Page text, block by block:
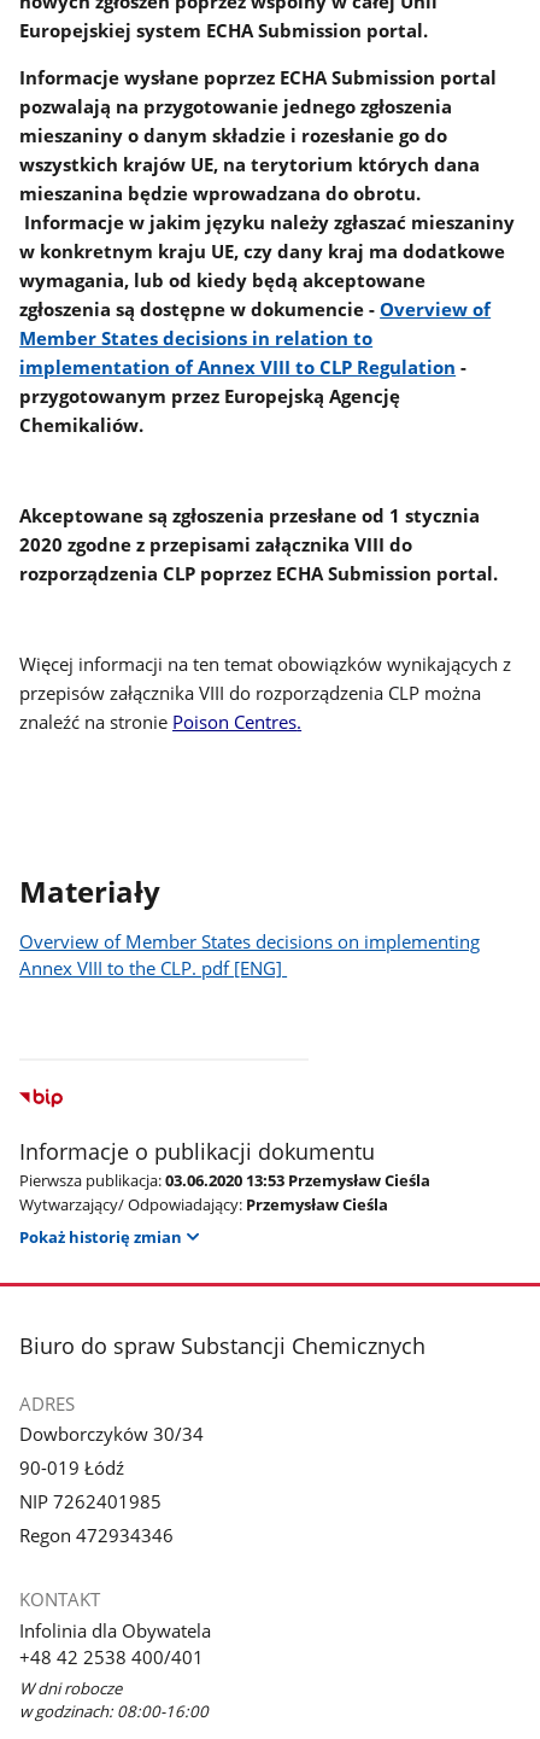
Europejskiej system ECHA Submission portal.
Informacje wysłane poprzez ECHA Submission portal
pozwalają na przygotowanie jednego zgłoszenia
mieszaniny o danym składzie i rozesłanie go do
wszystkich krajów UE, na terytorium których dana
mieszanina będzie wprowadzana do obrotu.
Informacje w jakim języku należy zgłaszać mieszaniny
w konkretnym kraju UE, czy dany kraj ma dodatkowe
wymagania, lub od kiedy będą akceptowane
zgłoszenia są dostępne w dokumencie -Overview of
Member States decisions in relation to
implementation of Annex VIII to CLP Regulation -
przygotowanym przez Europejską Agencję
Chemikaliów.
Akceptowane są zgłoszenia przesłane od 1 stycznia
2020 zgodne z przepisami załącznika VIII do
rozporządzenia CLP poprzez ECHA Submission portal.
Więcej informacji na ten temat obowiązków wynikających z
przepisów załącznika VIII do rozporządzenia CLP można
znaleźć na stronie Poison Centres.
Materiały
Overview of Member States decisions on implementing
Annex VIII to the CLP. pdf [ENG]
Informacje o publikacji dokumentu
Pierwsza publikacja:03.06.2020 13:53 Przemysław Cieśla
Wytwarzający/ Odpowiadający: Przemysław Cieśla
Pokaż historię zmian
stopka
Biuro do spraw Substancji Chemicznych
ADRES
Dowborczyków 30/34
90-019 Łódź
NIP 7262401985
Regon 472934346
KONTAKT
Infolinia dla Obywatela
+48 42 2538 400/401
W dni robocze
w godzinach: 08:00-16:00